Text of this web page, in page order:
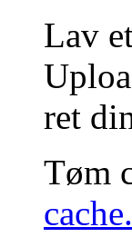
Lav
ret
Tøm